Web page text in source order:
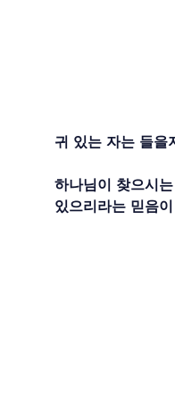
귀 있는 자는 들을
하나님이 찾으시
있으리라는 믿음